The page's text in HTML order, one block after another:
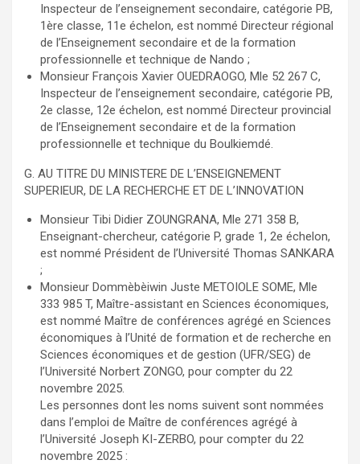
Inspecteur de l’enseignement secondaire, catégorie PB,
1ère classe, 11e échelon, est nommé Directeur régional
de l’Enseignement secondaire et de la formation
professionnelle et technique de Nando ;
Monsieur François Xavier OUEDRAOGO, Mle 52 267 C,
Inspecteur de l’enseignement secondaire, catégorie PB,
2e classe, 12e échelon, est nommé Directeur provincial
de l’Enseignement secondaire et de la formation
professionnelle et technique du Boulkiemdé.
G. AU TITRE DU MINISTERE DE L’ENSEIGNEMENT
SUPERIEUR, DE LA RECHERCHE ET DE L’INNOVATION
Monsieur Tibi Didier ZOUNGRANA, Mle 271 358 B,
Enseignant-chercheur, catégorie P, grade 1, 2e échelon,
est nommé Président de l’Université Thomas SANKARA
;
Monsieur Dommèbèiwin Juste METOIOLE SOME, Mle
333 985 T, Maître-assistant en Sciences économiques,
est nommé Maître de conférences agrégé en Sciences
économiques à l’Unité de formation et de recherche en
Sciences économiques et de gestion (UFR/SEG) de
l’Université Norbert ZONGO, pour compter du 22
novembre 2025.
Les personnes dont les noms suivent sont nommées
dans l’emploi de Maître de conférences agrégé à
l’Université Joseph KI-ZERBO, pour compter du 22
novembre 2025 :